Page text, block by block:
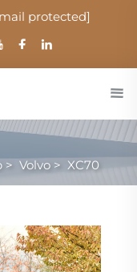
protected]
> Volvo > XC70